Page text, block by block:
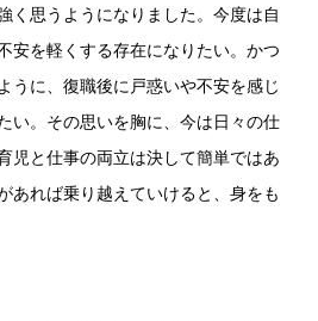
く思うようになりました。今度は自
安を軽くする存在になりたい。かつ
うに、復職後に戸惑いや不安を感じ
い。その思いを胸に、今は日々の仕
児と仕事の両立は決して簡単ではあ
あれば乗り越えていけると、身をも